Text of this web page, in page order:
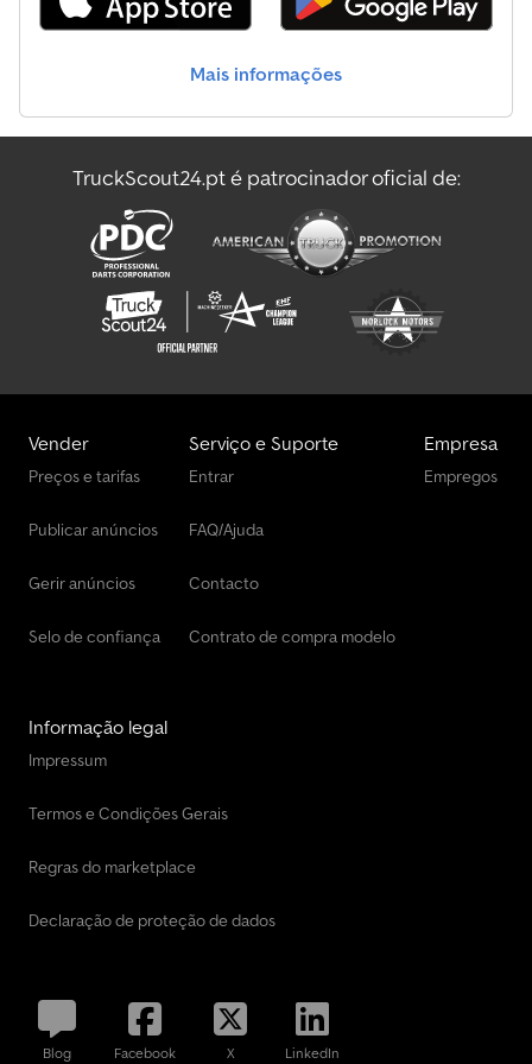
eixos: BPW Freios: freios a disco Suspensão: suspensão
pneumática Eixo 1: Sulco do pneu esquerdo: 85%; Sulco do pneu
direito: 100% Eixo 3: Sulco do pneu esquerdo: 85%; Sulco do
kg Peso bruto total: 38.000 kg Identificação Número de registro:
sobre esta unidade, por favor ligue para: ou envie um e-mail para: .
Uma visão geral completa do nosso estoque pode ser
encontrada em: . Por favor, não esqueça de assinar nosso boletim
informativo para receber atualizações semanais do nosso
Mais informações
TruckScout24.pt é patrocinador oficial de:
Vender
Preços e tarifas
Publicar anúncios
Gerir anúncios
Selo de confiança
Serviço e Suporte
Entrar
FAQ/Ajuda
Contacto
Contrato de compra modelo
Empresa
Empregos
Informação legal
Impressum
Termos e Condições Gerais
Regras do marketplace
Declaração de proteção de dados
Blog Facebook X LinkedIn